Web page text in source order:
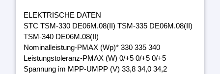
ELEKTRISCHE DATEN
STC TSM-330 DE06M.08(II) TSM-335 DE06M.08(II)
TSM-340 DE06M.08(II)
Nominalleistung-PMAX (Wp)* 330 335 340
Leistungstoleranz-PMAX (W) 0/+5 0/+5 0/+5
Spannung im MPP-UMPP (V) 33,8 34,0 34,2